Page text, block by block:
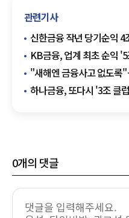
관련기사
신한금융 작년 당기순익
KB금융, 업계 최초 순익
견인"
"새해엔 금융사고 없도
하나금융, 또다시 '3조 클
0개의 댓글